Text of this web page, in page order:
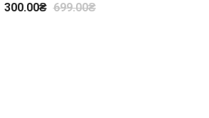
300.00₴ 699.00₴